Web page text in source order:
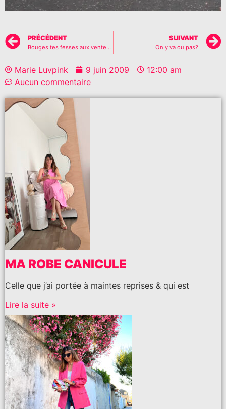
PRÉCÉDENT
Bouges tes fesses aux ventes presse
SUIVANT
On y va ou pas?
Marie Luvpink 9 juin 2009
12:00 am
Aucun commentaire
MA ROBE CANICULE
Celle que j’ai portée à maintes reprises & qui est
Lire la suite »